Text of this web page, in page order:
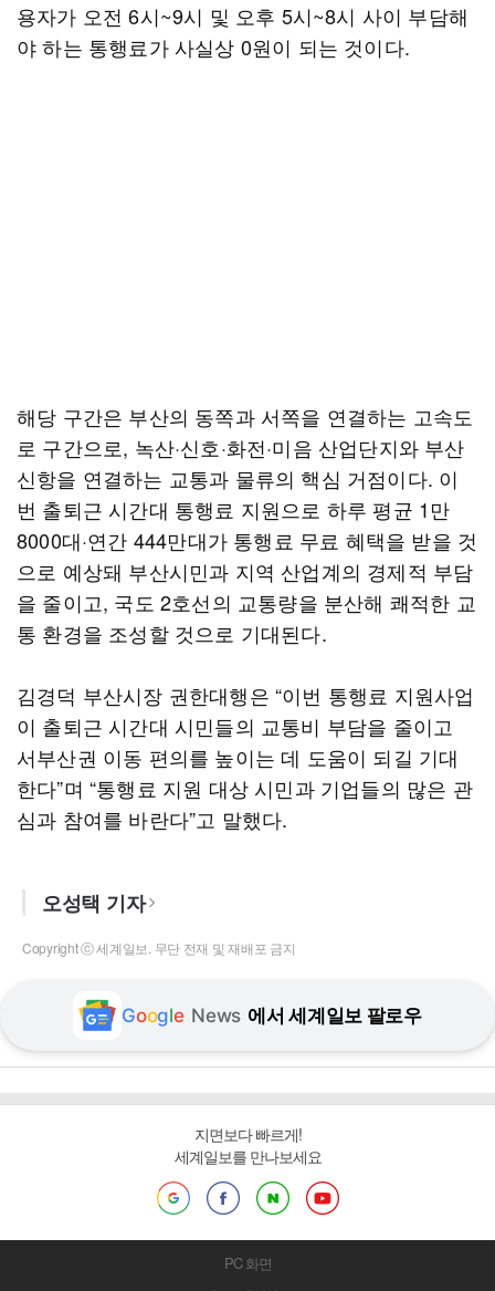
용자가 오전 6시~9시 및 오후 5시~8시 사이 부담해
야 하는 통행료가 사실상 0원이 되는 것이다.
해당 구간은 부산의 동쪽과 서쪽을 연결하는 고속도
로 구간으로, 녹산·신호·화전·미음 산업단지와 부산
신항을 연결하는 교통과 물류의 핵심 거점이다. 이
번 출퇴근 시간대 통행료 지원으로 하루 평균 1만
8000대·연간 444만대가 통행료 무료 혜택을 받을 것
으로 예상돼 부산시민과 지역 산업계의 경제적 부담
을 줄이고, 국도 2호선의 교통량을 분산해 쾌적한 교
통 환경을 조성할 것으로 기대된다.
김경덕 부산시장 권한대행은 “이번 통행료 지원사업
이 출퇴근 시간대 시민들의 교통비 부담을 줄이고
서부산권 이동 편의를 높이는 데 도움이 되길 기대
한다”며 “통행료 지원 대상 시민과 기업들의 많은 관
심과 참여를 바란다”고 말했다.
오성택 기자
Copyright ⓒ 세계일보. 무단 전재 및 재배포 금지
Google News 에서 세계일보 팔로우
지면보다 빠르게!
세계일보를 만나보세요
PC 화면